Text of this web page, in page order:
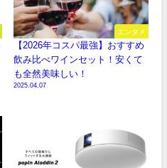
エンタメ
【2026年コスパ最強】おすすめ
飲み比べワインセット！安くて
も全然美味しい！
2025.04.07